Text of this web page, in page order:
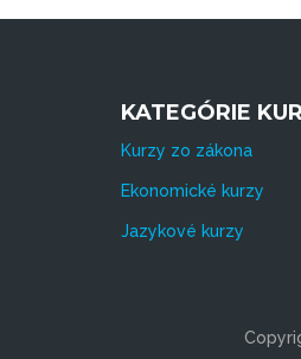
KATEGÓRIE
Kurzy zo zákona
Ekonomické kurzy
Jazykové kurzy